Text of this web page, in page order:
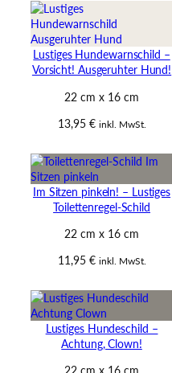
Lustiges Hundewarnschild –
Vorsicht! Ausgeruhter Hund!
22 cm x 16 cm
13,95 € inkl. MwSt.
Im Sitzen pinkeln! – Lustiges
Toilettenregel-Schild
22 cm x 16 cm
11,95 € inkl. MwSt.
Lustiges Hundeschild –
Achtung, Clown!